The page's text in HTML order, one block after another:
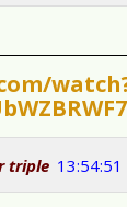
triple 13:54:51